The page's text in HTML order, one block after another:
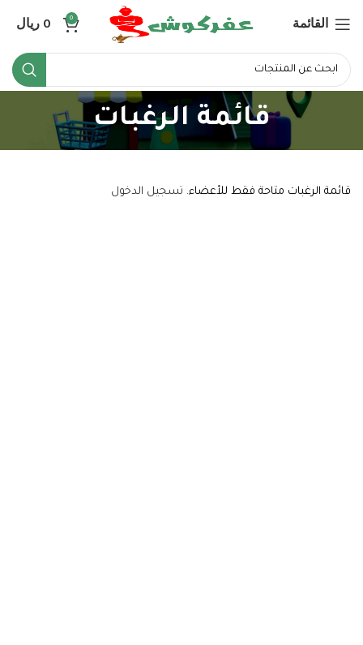
القائمة 0
0ريال
قائمة الرغبات
قائمة الرغبات متاحة فقط للأعضاء. تسجيل الدخول